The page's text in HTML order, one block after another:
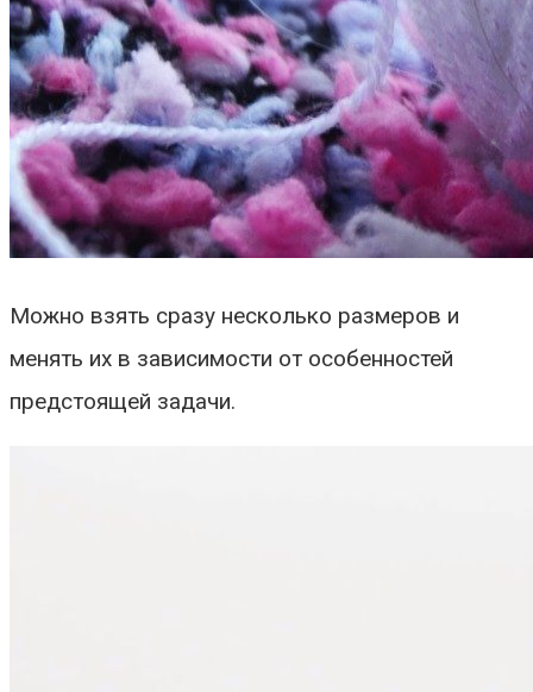
Можно взять сразу несколько размеров и
менять их в зависимости от особенностей
предстоящей задачи.